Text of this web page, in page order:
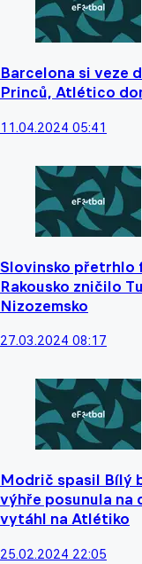
Barcelona si veze
Princů, Atlético
11.04.2024 05:41
Slovinsko přetrhlo
Rakousko zničilo
Nizozemsko
27.03.2024 08:17
Modrič spasil Bílý
výhře posunula na
vytáhl na Atlétiko
25.02.2024 22:05